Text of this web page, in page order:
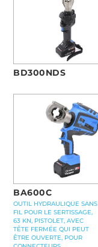
BD300NDS
BA600C
OUTIL HYDRAULIQUE SANS
FIL POUR LE SERTISSAGE,
63 KN, PISTOLET, AVEC
TÊTE FERMÉE QUI PEUT
ÊTRE OUVERTE, POUR